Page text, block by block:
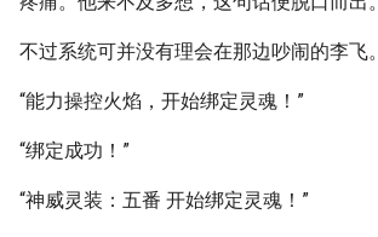
不过系统可并没有理会在那边吵闹的李飞。
“能力操控火焰，开始绑定灵魂！”
“绑定成功！”
“神威灵装：五番 开始绑定灵魂！”